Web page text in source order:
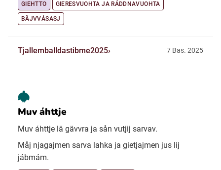
GIEHTTO GIERESVUOHTA JA RÁDDNAVUOHTA
BÄJVVÁSASJ
Tjallemballdastibme2025 7 Bas. 2025
Muv áhttje
Muv áhttje lä gävvra ja sån vutjij sarvav.
Måj njagajmen sarva lahka ja gietjajmen jus lij
jábmám.